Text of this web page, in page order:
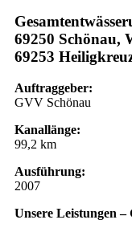
69250 Schönau,
69253
Auftraggeber:
GVV Schönau
Kanallänge:
99,2 km
Ausführung:
2007
Unsere Leistungen –